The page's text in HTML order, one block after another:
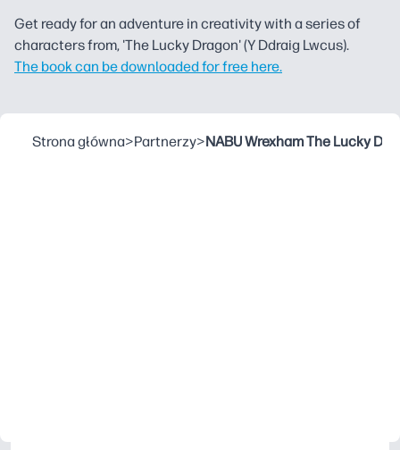
Get ready for an adventure in creativity with a series of
characters from, 'The Lucky Dragon' (Y Ddraig Lwcus).
The book can be downloaded for free here.
Strona główna>Partnerzy>NABU Wrexham The Lucky